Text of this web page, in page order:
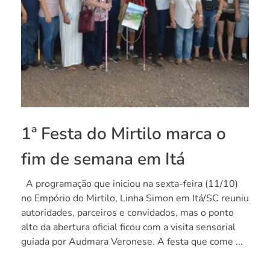
1ª Festa do Mirtilo marca o
fim de semana em Itá
A programação que iniciou na sexta-feira (11/10)
no Empório do Mirtilo, Linha Simon em Itá/SC reuniu
autoridades, parceiros e convidados, mas o ponto
alto da abertura oficial ficou com a visita sensorial
guiada por Audmara Veronese. A festa que come ...